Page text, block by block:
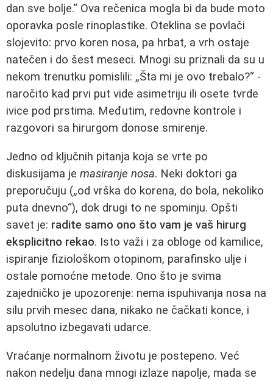
dan sve bolje.“ Ova rečenica mogla bi da bude moto
oporavka posle rinoplastike. Oteklina se povlači
slojevito: prvo koren nosa, pa hrbat, a vrh ostaje
natečen i do šest meseci. Mnogi su priznali da su u
nekom trenutku pomislili: „Šta mi je ovo trebalo?“ -
naročito kad prvi put vide asimetriju ili osete tvrde
ivice pod prstima. Međutim, redovne kontrole i
razgovori sa hirurgom donose smirenje.
Jedno od ključnih pitanja koja se vrte po
diskusijama je masiranje nosa. Neki doktori ga
preporučuju („od vrška do korena, do bola, nekoliko
puta dnevno“), dok drugi to ne spominju. Opšti
savet je: radite samo ono što vam je vaš hirurg
eksplicitno rekao. Isto važi i za obloge od kamilice,
ispiranje fiziološkom otopinom, parafinsko ulje i
ostale pomoćne metode. Ono što je svima
zajedničko je upozorenje: nema ispuhivanja nosa na
silu prvih mesec dana, nikako ne čačkati konce, i
apsolutno izbegavati udarce.
Vraćanje normalnom životu je postepeno. Već
nakon nedelju dana mnogi izlaze napolje, mada se